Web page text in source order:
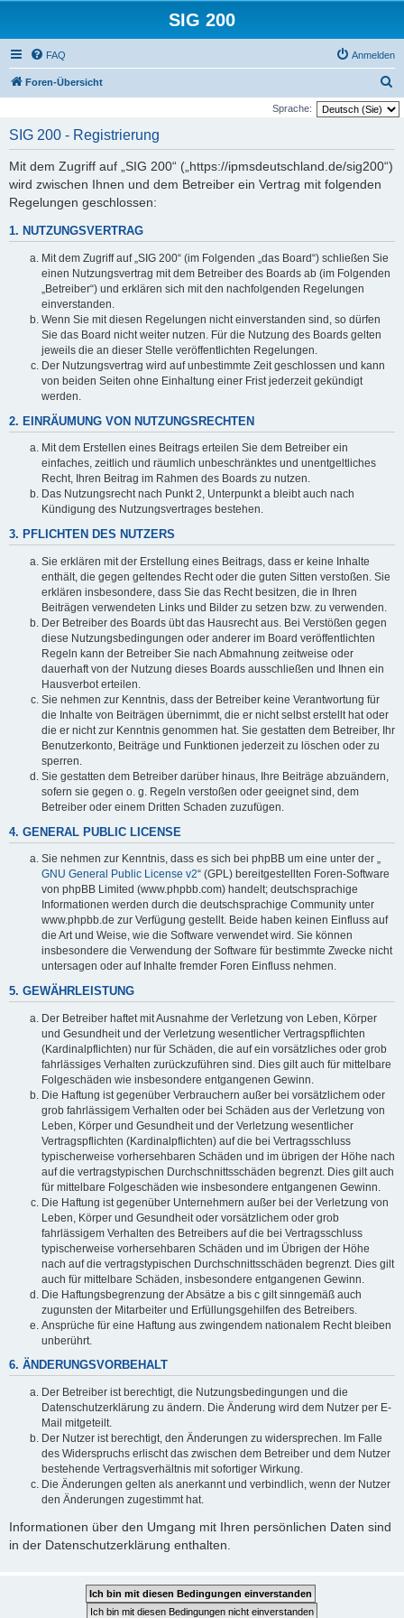
SIG 200
FAQ Anmelden
Foren-Übersicht
u
Sprache:
SIG 200 - Registrierung
Mit dem Zugriff auf „SIG 200“ („https://ipmsdeutschland.de/sig200“)
wird zwischen Ihnen und dem Betreiber ein Vertrag mit folgenden
Regelungen geschlossen:
1. NUTZUNGSVERTRAG
Mit dem Zugriff auf „SIG 200“ (im Folgenden „das Board“) schließen Sie
einen Nutzungsvertrag mit dem Betreiber des Boards ab (im Folgenden
„Betreiber“) und erklären sich mit den nachfolgenden Regelungen
einverstanden.
Wenn Sie mit diesen Regelungen nicht einverstanden sind, so dürfen
Sie das Board nicht weiter nutzen. Für die Nutzung des Boards gelten
jeweils die an dieser Stelle veröffentlichten Regelungen.
Der Nutzungsvertrag wird auf unbestimmte Zeit geschlossen und kann
von beiden Seiten ohne Einhaltung einer Frist jederzeit gekündigt
werden.
2. EINRÄUMUNG VON NUTZUNGSRECHTEN
Mit dem Erstellen eines Beitrags erteilen Sie dem Betreiber ein
einfaches, zeitlich und räumlich unbeschränktes und unentgeltliches
Recht, Ihren Beitrag im Rahmen des Boards zu nutzen.
Das Nutzungsrecht nach Punkt 2, Unterpunkt a bleibt auch nach
Kündigung des Nutzungsvertrages bestehen.
3. PFLICHTEN DES NUTZERS
Sie erklären mit der Erstellung eines Beitrags, dass er keine Inhalte
enthält, die gegen geltendes Recht oder die guten Sitten verstoßen. Sie
erklären insbesondere, dass Sie das Recht besitzen, die in Ihren
Beiträgen verwendeten Links und Bilder zu setzen bzw. zu verwenden.
Der Betreiber des Boards übt das Hausrecht aus. Bei Verstößen gegen
diese Nutzungsbedingungen oder anderer im Board veröffentlichten
Regeln kann der Betreiber Sie nach Abmahnung zeitweise oder
dauerhaft von der Nutzung dieses Boards ausschließen und Ihnen ein
Hausverbot erteilen.
Sie nehmen zur Kenntnis, dass der Betreiber keine Verantwortung für
die Inhalte von Beiträgen übernimmt, die er nicht selbst erstellt hat oder
die er nicht zur Kenntnis genommen hat. Sie gestatten dem Betreiber, Ihr
Benutzerkonto, Beiträge und Funktionen jederzeit zu löschen oder zu
sperren.
Sie gestatten dem Betreiber darüber hinaus, Ihre Beiträge abzuändern,
sofern sie gegen o. g. Regeln verstoßen oder geeignet sind, dem
Betreiber oder einem Dritten Schaden zuzufügen.
4. GENERAL PUBLIC LICENSE
Sie nehmen zur Kenntnis, dass es sich bei phpBB um eine unter der „
GNU General Public License v2“ (GPL) bereitgestellten Foren-Software
von phpBB Limited (www.phpbb.com) handelt; deutschsprachige
Informationen werden durch die deutschsprachige Community unter
www.phpbb.de zur Verfügung gestellt. Beide haben keinen Einfluss auf
die Art und Weise, wie die Software verwendet wird. Sie können
insbesondere die Verwendung der Software für bestimmte Zwecke nicht
untersagen oder auf Inhalte fremder Foren Einfluss nehmen.
5. GEWÄHRLEISTUNG
Der Betreiber haftet mit Ausnahme der Verletzung von Leben, Körper
und Gesundheit und der Verletzung wesentlicher Vertragspflichten
(Kardinalpflichten) nur für Schäden, die auf ein vorsätzliches oder grob
fahrlässiges Verhalten zurückzuführen sind. Dies gilt auch für mittelbare
Folgeschäden wie insbesondere entgangenen Gewinn.
Die Haftung ist gegenüber Verbrauchern außer bei vorsätzlichem oder
grob fahrlässigem Verhalten oder bei Schäden aus der Verletzung von
Leben, Körper und Gesundheit und der Verletzung wesentlicher
Vertragspflichten (Kardinalpflichten) auf die bei Vertragsschluss
typischerweise vorhersehbaren Schäden und im übrigen der Höhe nach
auf die vertragstypischen Durchschnittsschäden begrenzt. Dies gilt auch
für mittelbare Folgeschäden wie insbesondere entgangenen Gewinn.
Die Haftung ist gegenüber Unternehmern außer bei der Verletzung von
Leben, Körper und Gesundheit oder vorsätzlichem oder grob
fahrlässigem Verhalten des Betreibers auf die bei Vertragsschluss
typischerweise vorhersehbaren Schäden und im Übrigen der Höhe
nach auf die vertragstypischen Durchschnittsschäden begrenzt. Dies gilt
auch für mittelbare Schäden, insbesondere entgangenen Gewinn.
Die Haftungsbegrenzung der Absätze a bis c gilt sinngemäß auch
zugunsten der Mitarbeiter und Erfüllungsgehilfen des Betreibers.
Ansprüche für eine Haftung aus zwingendem nationalem Recht bleiben
unberührt.
6. ÄNDERUNGSVORBEHALT
Der Betreiber ist berechtigt, die Nutzungsbedingungen und die
Datenschutzerklärung zu ändern. Die Änderung wird dem Nutzer per E-
Mail mitgeteilt.
Der Nutzer ist berechtigt, den Änderungen zu widersprechen. Im Falle
des Widerspruchs erlischt das zwischen dem Betreiber und dem Nutzer
bestehende Vertragsverhältnis mit sofortiger Wirkung.
Die Änderungen gelten als anerkannt und verbindlich, wenn der Nutzer
den Änderungen zugestimmt hat.
Informationen über den Umgang mit Ihren persönlichen Daten sind
in der Datenschutzerklärung enthalten.